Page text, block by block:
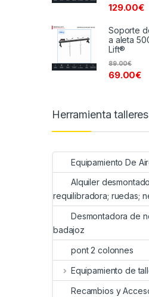
129.00€
Soporte
a aleta
Lift®
69.00€
89.00€
Herramienta
Equipamiento De
Alquiler
requilibradora; ruedas;
Desmontadora de
badajoz
pont 2 colonnes
Equipamiento de
Recambios y